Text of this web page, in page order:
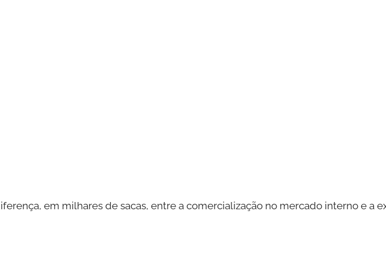
em milhares de sacas, entre a comercialização no mercado interno e a